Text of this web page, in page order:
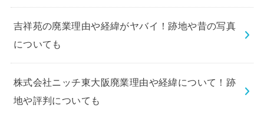
吉祥苑の廃業理由や経緯がヤバイ！跡地や昔の写真
についても
株式会社ニッチ東大阪廃業理由や経緯について！跡
地や評判についても